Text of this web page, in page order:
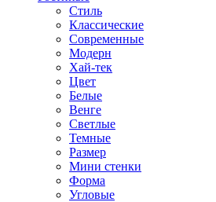
Стиль
Классические
Современные
Модерн
Хай-тек
Цвет
Белые
Венге
Светлые
Темные
Размер
Мини стенки
Форма
Угловые